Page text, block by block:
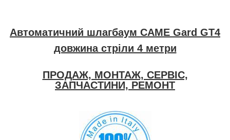
Автоматичний шлагбаум CAME Gard GT4
довжина стріли 4 метри
ПРОДАЖ, МОНТАЖ, СЕРВІС,
ЗАПЧАСТИНИ, РЕМОНТ